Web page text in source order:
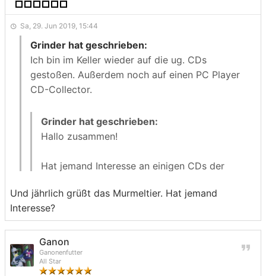
Sa, 29. Jun 2019, 15:44
Grinder hat geschrieben:
Ich bin im Keller wieder auf die ug. CDs
gestoßen. Außerdem noch auf einen PC Player
CD-Collector.
Grinder hat geschrieben:
Hallo zusammen!
Hat jemand Interesse an einigen CDs der
CDs der Hefte 7.95 bis einschließlich 7.98.
Alle in Einzel- oder Doppelhüllen (je
verpackt.
Bei Interesse bitte einfach per PN melden.
Und jährlich grüßt das Murmeltier. Hat jemand
Interesse?
Ganon
Ganonenfutter
All Star